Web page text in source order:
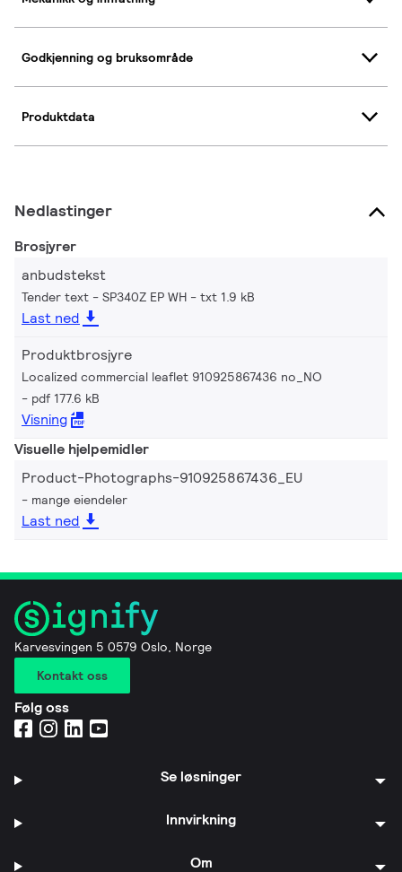
Godkjenning og bruksområde
Produktdata
Nedlastinger
Brosjyrer
anbudstekst
Tender text - SP340Z EP WH txt 1.9 kB
Last ned
Produktbrosjyre
Localized commercial leaflet 910925867436 no_NO
pdf 177.6 kB
Visning
Visuelle hjelpemidler
Product-Photographs-910925867436_EU
mange eiendeler
Last ned
Karvesvingen 5 0579 Oslo, Norge
Kontakt oss
Følg oss
Se løsninger
Innvirkning
Om